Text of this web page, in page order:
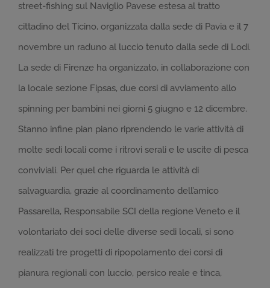
street-fishing sul Naviglio Pavese estesa al tratto
cittadino del Ticino, organizzata dalla sede di Pavia e il 7
novembre un raduno al luccio tenuto dalla sede di Lodi.
La sede di Firenze ha organizzato, in collaborazione con
la locale sezione Fipsas, due corsi di avviamento allo
spinning per bambini nei giorni 5 giugno e 12 dicembre.
Stanno infine pian piano riprendendo le varie attività di
molte sedi locali come i ritrovi serali e le uscite di pesca
conviviali. Per quel che riguarda le attività di
salvaguardia, grazie al coordinamento dell’amico
Passarella, Responsabile SCI della regione Veneto e il
volontariato dei soci delle diverse sedi locali, si sono
realizzati tre progetti di ripopolamento dei corsi di
pianura regionali con luccio, persico reale e tinca,